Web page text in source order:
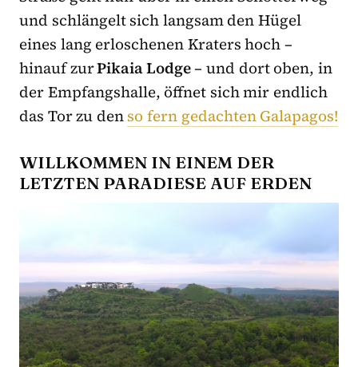
und schlängelt sich langsam den Hügel
eines lang erloschenen Kraters hoch –
hinauf zurPikaia Lodge– und dort oben, in
der Empfangshalle, öffnet sich mir endlich
das Tor zu denso fern gedachten Galapagos!
WILLKOMMEN IN EINEM DER
LETZTEN PARADIESE AUF ERDEN